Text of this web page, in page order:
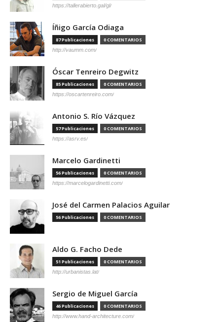
https://tallerabierto.gal/gl/
Íñigo García Odiaga
87 Publicaciones 0 COMENTARIOS
http://vaumm.com/
Óscar Tenreiro Degwitz
85 Publicaciones 0 COMENTARIOS
https://oscartenreiro.com/
Antonio S. Río Vázquez
57 Publicaciones 0 COMENTARIOS
https://asrv.es/
Marcelo Gardinetti
56 Publicaciones 0 COMENTARIOS
https://marcelogardinetti.com/
José del Carmen Palacios Aguilar
56 Publicaciones 0 COMENTARIOS
Aldo G. Facho Dede
51 Publicaciones 0 COMENTARIOS
http://urbanistas.lat/
Sergio de Miguel García
46 Publicaciones 0 COMENTARIOS
http://www.hand-architecture.com/